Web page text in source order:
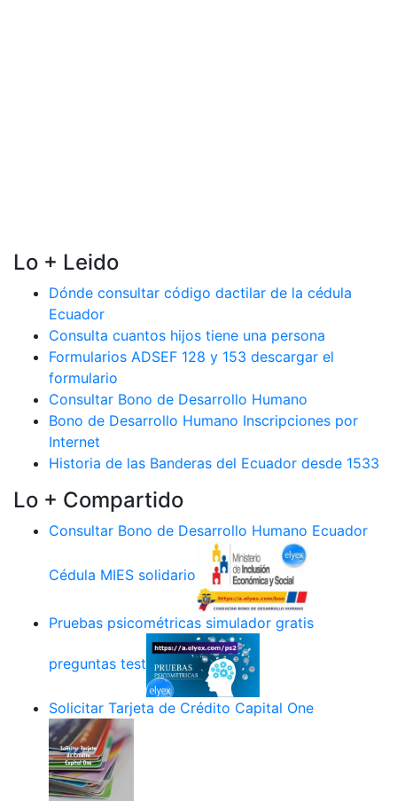
Lo + Leido
Dónde consultar código dactilar de la cédula
Ecuador
Consulta cuantos hijos tiene una persona
Formularios ADSEF 128 y 153 descargar el
formulario
Consultar Bono de Desarrollo Humano
Bono de Desarrollo Humano Inscripciones por
Internet
Historia de las Banderas del Ecuador desde 1533
Lo + Compartido
Consultar Bono de Desarrollo Humano Ecuador
Cédula MIES solidario
Pruebas psicométricas simulador gratis
preguntas test
Solicitar Tarjeta de Crédito Capital One